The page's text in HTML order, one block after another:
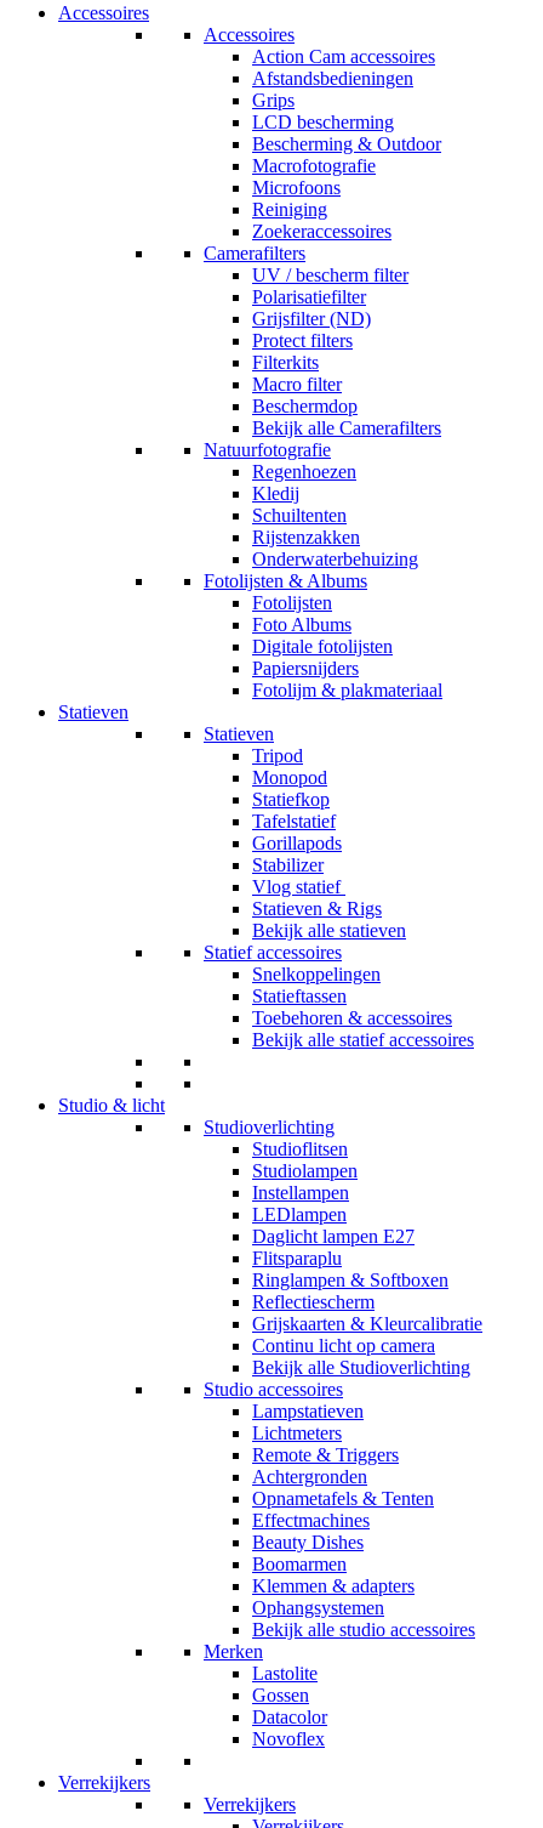
Accessoires
Accessoires
Action Cam accessoires
Afstandsbedieningen
Grips
LCD bescherming
Bescherming & Outdoor
Macrofotografie
Microfoons
Reiniging
Zoekeraccessoires
Camerafilters
UV / bescherm filter
Polarisatiefilter
Grijsfilter (ND)
Protect filters
Filterkits
Macro filter
Beschermdop
Bekijk alle Camerafilters
Natuurfotografie
Regenhoezen
Kledij
Schuiltenten
Rijstenzakken
Onderwaterbehuizing
Fotolijsten & Albums
Fotolijsten
Foto Albums
Digitale fotolijsten
Papiersnijders
Fotolijm & plakmateriaal
Statieven
Statieven
Tripod
Monopod
Statiefkop
Tafelstatief
Gorillapods
Stabilizer
Vlog statief
Statieven & Rigs
Bekijk alle statieven
Statief accessoires
Snelkoppelingen
Statieftassen
Toebehoren & accessoires
Bekijk alle statief accessoires
Studio & licht
Studioverlichting
Studioflitsen
Studiolampen
Instellampen
LEDlampen
Daglicht lampen E27
Flitsparaplu
Ringlampen & Softboxen
Reflectiescherm
Grijskaarten & Kleurcalibratie
Continu licht op camera
Bekijk alle Studioverlichting
Studio accessoires
Lampstatieven
Lichtmeters
Remote & Triggers
Achtergronden
Opnametafels & Tenten
Effectmachines
Beauty Dishes
Boomarmen
Klemmen & adapters
Ophangsystemen
Bekijk alle studio accessoires
Merken
Lastolite
Gossen
Datacolor
Novoflex
Verrekijkers
Verrekijkers